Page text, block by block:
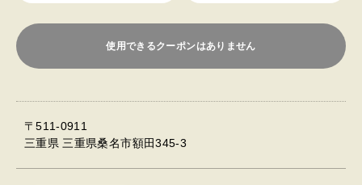
使用できるクーポンはありません
〒511-0911
三重県 三重県桑名市額田345-3